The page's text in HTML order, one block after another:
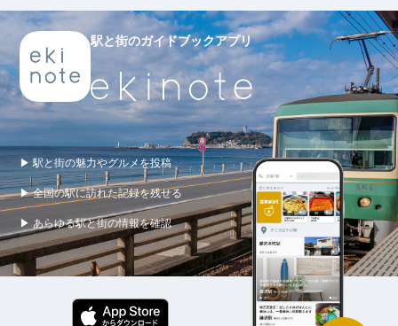
駅と街のガイドブックアプリ
▶ 駅と街の魅力やグルメを投稿
▶ 全国の駅に訪れた記録を残せる
▶ あらゆる駅と街の情報を確認